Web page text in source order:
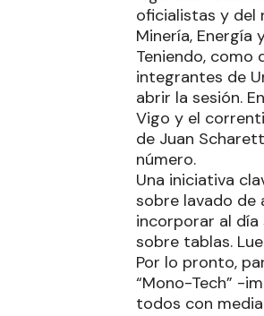
oficialistas y del
Minería,
Teniendo,
integrantes de
abrir la sesión.
Vigo y el
de Juan
número.
Una iniciativa
sobre lavado de
incorporar al
sobre tablas.
Por lo pronto,
“Mono-Tech” -
todos con